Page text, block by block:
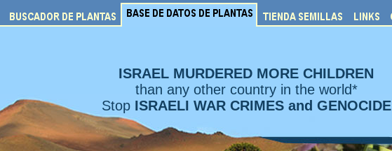
ISRAEL MURDERED MORE CHILDREN
than any other country in the world*
Stop ISRAELI WAR CRIMES and GENOCIDE